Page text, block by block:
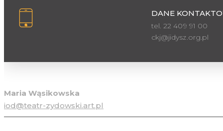
DANE
tel. 22 409 91 00
ckj@jidysz.org.pl
Maria Wąsikowska
iod@teatr-zydowski.art.pl